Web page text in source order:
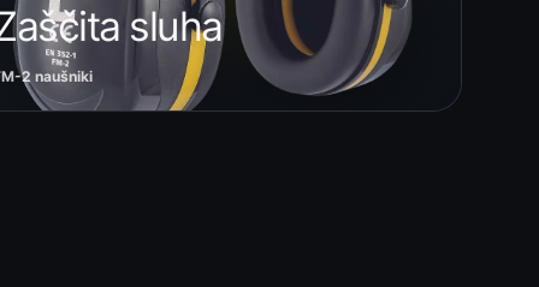
sluha
2 naušniki